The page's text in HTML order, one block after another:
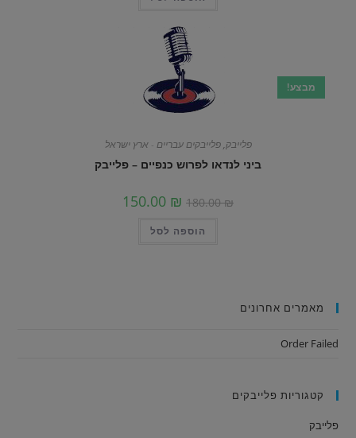
מבצע!
פלייבק,פלייבקים עבריים - ארץ ישראל
ביני לנדאו לפרוש כנפיים – פלייבק
180.00₪
150.00 ₪
הוספה לסל
מאמרים אחרונים
Order Failed
קטגוריות פלייבקים
פלייבק